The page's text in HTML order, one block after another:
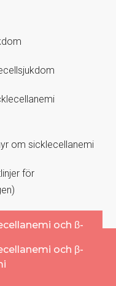
om sicklecellanemi
för
och β-
och β-